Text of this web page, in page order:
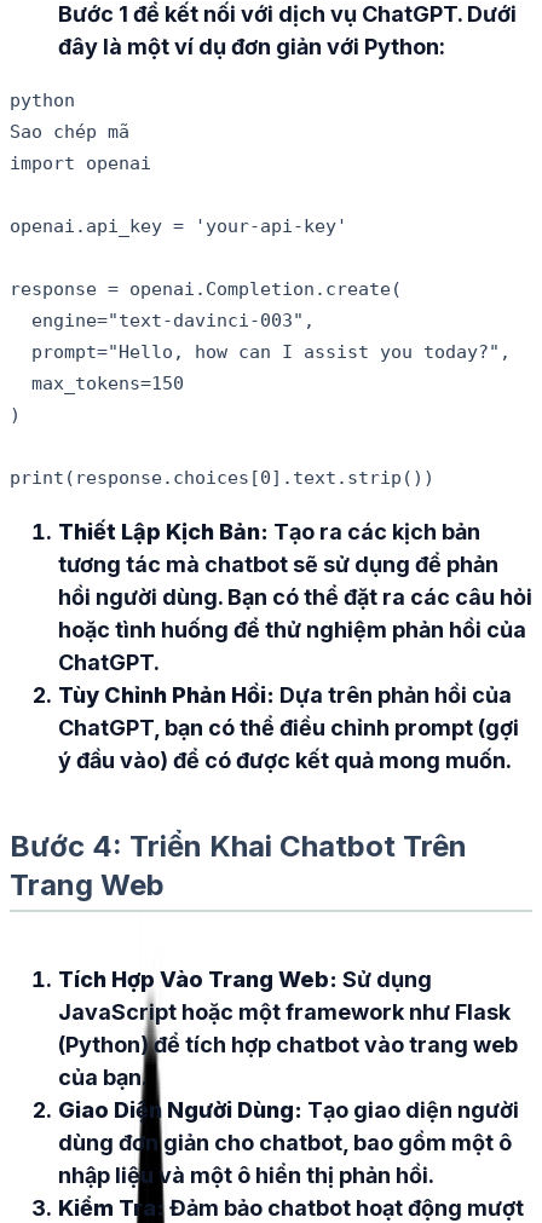
Bước 1 để kết nối với dịch vụ ChatGPT. Dưới
đây là một ví dụ đơn giản với Python:
python
Sao chép mã
import openai
openai.api_key = 'your-api-key'
response = openai.Completion.create(
  engine="text-davinci-003",
  prompt="Hello, how can I assist you today?",
  max_tokens=150
)
Thiết Lập Kịch Bản: Tạo ra các kịch bản
tương tác mà chatbot sẽ sử dụng để phản
hồi người dùng. Bạn có thể đặt ra các câu hỏi
hoặc tình huống để thử nghiệm phản hồi của
ChatGPT.
Tùy Chỉnh Phản Hồi: Dựa trên phản hồi của
ChatGPT, bạn có thể điều chỉnh prompt (gợi
ý đầu vào) để có được kết quả mong muốn.
Bước 4: Triển Khai Chatbot Trên
Trang Web
Tích Hợp Vào Trang Web: Sử dụng
JavaScript hoặc một framework như Flask
(Python) để tích hợp chatbot vào trang web
của bạn.
Giao Diện Người Dùng: Tạo giao diện người
dùng đơn giản cho chatbot, bao gồm một ô
nhập liệu và một ô hiển thị phản hồi.
Kiểm Tra:Đảm bảo chatbot hoạt động mượt